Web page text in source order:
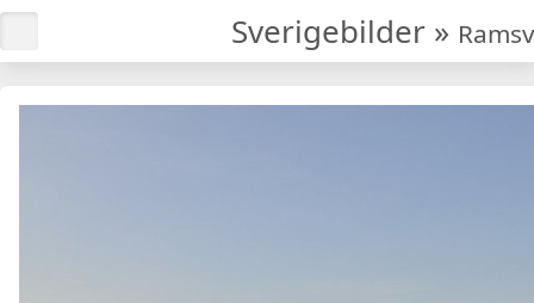
Sverigebilder »